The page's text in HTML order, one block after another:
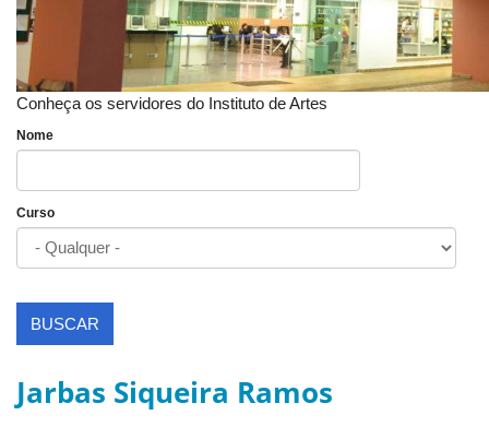
Conheça os servidores do Instituto de Artes
Nome
Curso
BUSCAR
Jarbas Siqueira Ramos